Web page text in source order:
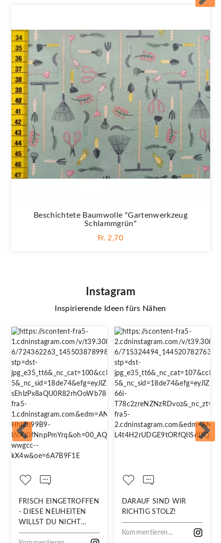
Beschichtete Baumwolle "Gartenwerkzeug
Schlammgrün"
Fr. 2,70
Instagram
Inspirierende Ideen fürs Nähen
FRISCH EINGETROFFEN
- DIESE NEUHEITEN
WILLST DU NICHT
VERPASSEN!
DARAUF SIND WIR
RICHTIG STOLZ!
Kommentieren...